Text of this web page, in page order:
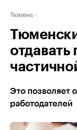
Тюмень
отдавать
Это позволяет
работодателей